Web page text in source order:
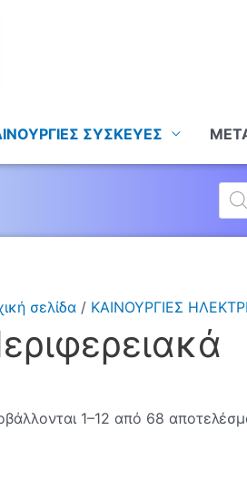
ΣΥΣΚΕΥΕΣ
σελίδα/ ΚΑΙΝΟΥΡΓΙΕΣ
1–12 από 68